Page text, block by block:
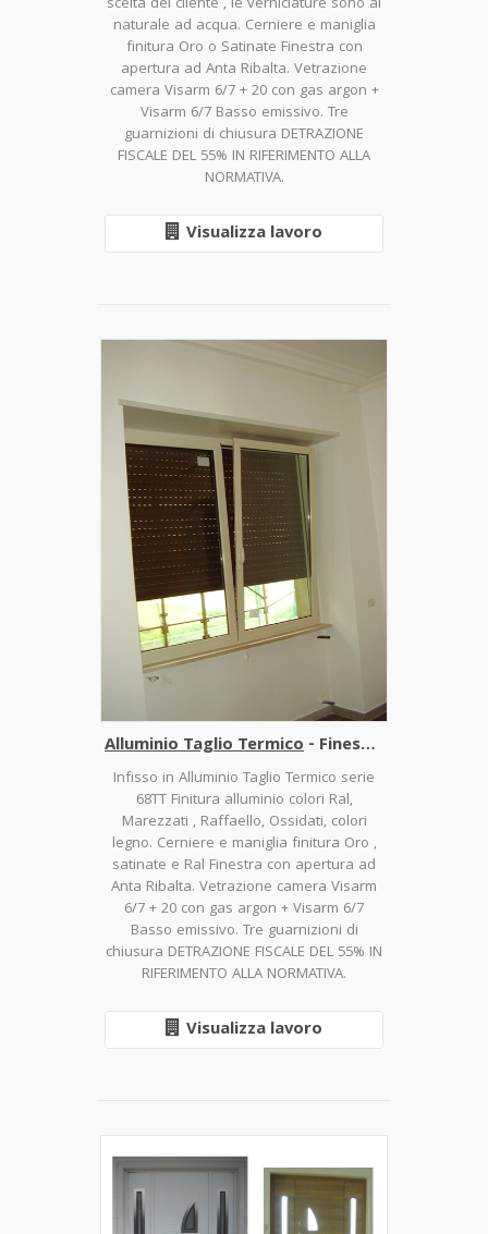
naturale ad acqua. Cerniere e maniglia
finitura Oro o Satinate Finestra con
apertura ad Anta Ribalta. Vetrazione
camera Visarm 6/7 + 20 con gas argon +
Visarm 6/7 Basso emissivo. Tre
guarnizioni di chiusura DETRAZIONE
FISCALE DEL 55% IN RIFERIMENTO ALLA
NORMATIVA.
Visualizza lavoro
Alluminio Taglio Termico- Finestre e Porte Finestre
Infisso in Alluminio Taglio Termico serie
68TT Finitura alluminio colori Ral,
Marezzati , Raffaello, Ossidati, colori
legno. Cerniere e maniglia finitura Oro ,
satinate e Ral Finestra con apertura ad
Anta Ribalta. Vetrazione camera Visarm
6/7 + 20 con gas argon + Visarm 6/7
Basso emissivo. Tre guarnizioni di
chiusura DETRAZIONE FISCALE DEL 55% IN
RIFERIMENTO ALLA NORMATIVA.
Visualizza lavoro